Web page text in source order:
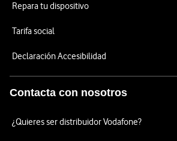
Repara tu dispositivo
Tarifa social
Declaración Accesibilidad
Contacta con nosotros
¿Quieres ser distribuidor Vodafone?